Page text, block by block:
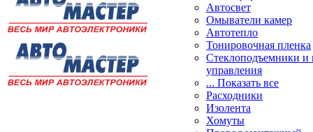
Автосвет
Омыватели камер
Автотепло
Тонировочная пленка
Стеклоподъемники и
управления
... Показать все
Расходники
Изолента
Хомуты